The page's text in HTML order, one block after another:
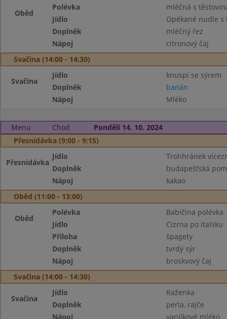
Oběd
Polévka
mléčná s
Jídlo
Opékané nudle
Doplněk
mléčný řez
Nápoj
citronový čaj
Svačina (14:00 - 14:30)
Svačina
Jídlo
knuspi se sýrem
Doplněk
banán
Nápoj
Mléko
Menu Chod
Pondělí 14. 10. 2024
Přesnídávka (9:00 - 9:15)
Přesnídávka
Jídlo
Trohhránek
Doplněk
budapešťská
Nápoj
kakao
Oběd (11:00 - 13:00)
Oběd
Polévka
Babičina polévka
Jídlo
Cizrna po italsku
Příloha
špagety
Doplněk
tvrdý sýr
Nápoj
broskvový čaj
Svačina (14:00 - 14:30)
Svačina
Jídlo
Raženka
Doplněk
perla, rajče
Nápoj
vanilkové mléko